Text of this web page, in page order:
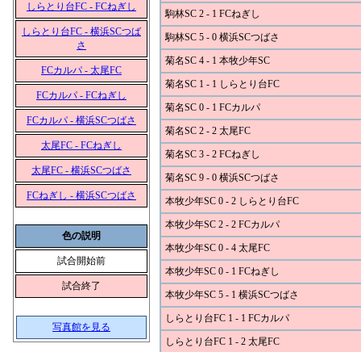
しらとり台FC - FCねぎし
しらとり台FC - 横浜SCつば
さ
FCカルパ - 太尾FC
FCカルパ - FCねぎし
FCカルパ - 横浜SCつばさ
太尾FC - FCねぎし
太尾FC - 横浜SCつばさ
FCねぎし - 横浜SCつばさ
色の説明
試合開始前
試合終了
写真館を見る
駒林SC 2 - 1 FCねぎし
駒林SC 5 - 0 横浜SCつばさ
菊名SC 4 - 1 本牧少年SC
菊名SC 1 - 1 しらとり台FC
菊名SC 0 - 1 FCカルパ
菊名SC 2 - 2 太尾FC
菊名SC 3 - 2 FCねぎし
菊名SC 9 - 0 横浜SCつばさ
本牧少年SC 0 - 2 しらとり台FC
本牧少年SC 2 - 2 FCカルパ
本牧少年SC 0 - 4 太尾FC
本牧少年SC 0 - 1 FCねぎし
本牧少年SC 5 - 1 横浜SCつばさ
しらとり台FC 1 - 1 FCカルパ
しらとり台FC 1 - 2 太尾FC